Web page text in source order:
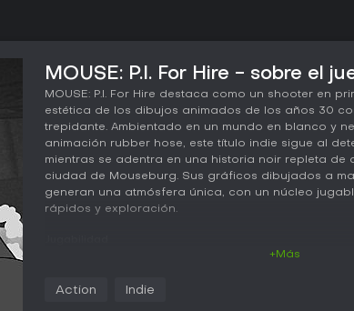
MOUSE: P.I. For Hire - sobre el
MOUSE: P.I. For Hire destaca como un shooter en
estética de los dibujos animados de los años 30
trepidante. Ambientado en un mundo en blanco y
animación rubber hose, este título indie sigue al
mientras se adentra en una historia noir repleta de
ciudad de Mouseburg. Sus gráficos dibujados a
generan una atmósfera única, con un núcleo
rápidos y exploración.
enfrentamientos. Controlas a Jack Pepper y
+Más
Action Indie